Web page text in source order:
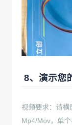
8、演示您
视频要求：请
Mp4/Mov，单个